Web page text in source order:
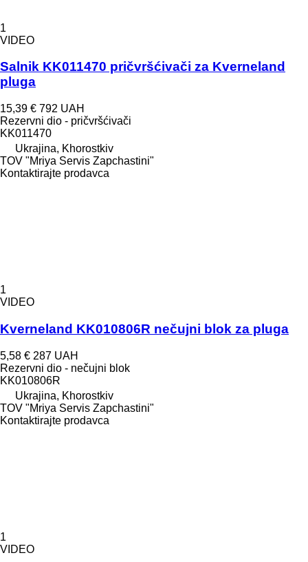
1
VIDEO
Salnik KK011470 pričvršćivači za Kverneland
pluga
15,39 € 792 UAH
Rezervni dio - pričvršćivači
KK011470
Ukrajina, Khorostkiv
TOV "Mriya Servis Zapchastini"
Kontaktirajte prodavca
1
VIDEO
Kverneland KK010806R nečujni blok za pluga
5,58 € 287 UAH
Rezervni dio - nečujni blok
KK010806R
Ukrajina, Khorostkiv
TOV "Mriya Servis Zapchastini"
Kontaktirajte prodavca
1
VIDEO